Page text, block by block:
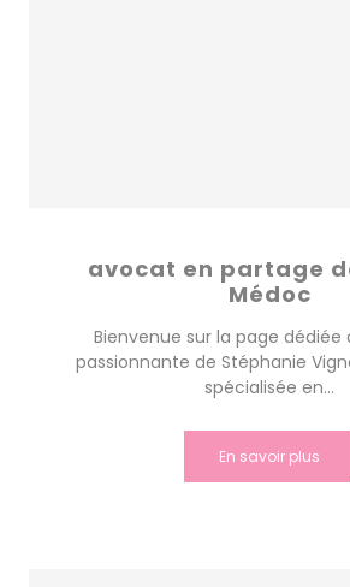
avocat en partage
Médoc
Bienvenue sur la page dédiée
passionnante de Stéphanie
spécialisée en...
En savoir plus